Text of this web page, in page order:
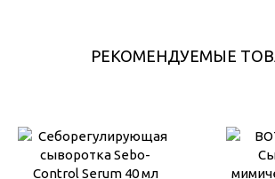
РЕКОМЕНДУЕМЫЕ